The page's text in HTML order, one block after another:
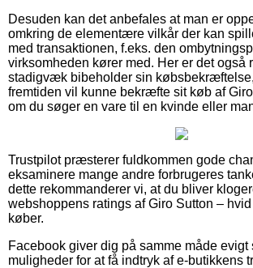
Desuden kan det anbefales at man er
omkring de elementære vilkår der kan
med transaktionen, f.eks. den
virksomheden kører med. Her er det også
stadigvæk bibeholder sin
fremtiden vil kunne bekræfte sit køb af
om du søger en vare til en kvinde eller
Trustpilot præsterer fuldkommen gode
eksaminere mange andre forbrugeres
dette rekommanderer vi, at du bliver
webshoppens ratings af Giro Sutton –
køber.
Facebook giver dig på samme måde evigt
muligheder for at få indtryk af e-butikkens